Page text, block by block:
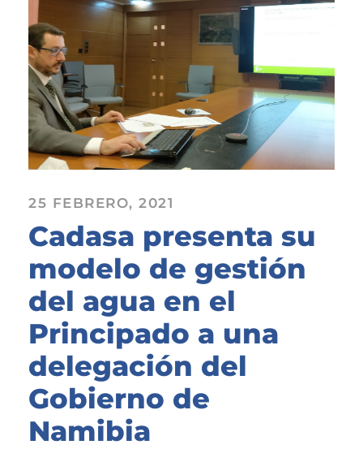
25 FEBRERO, 2021
Cadasa presenta su
modelo de gestión
del agua en el
Principado a una
delegación del
Gobierno de
Namibia